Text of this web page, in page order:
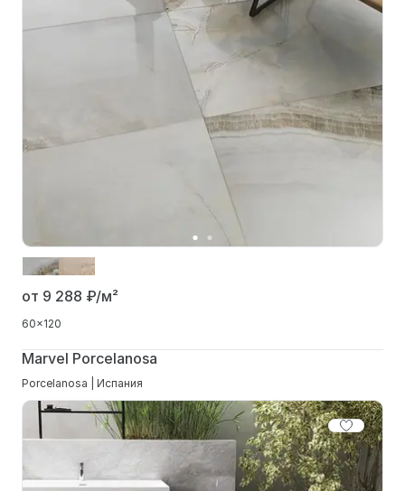
от 9 288 ₽/м²
60x120
Marvel Porcelanosa
Porcelanosa | Испания